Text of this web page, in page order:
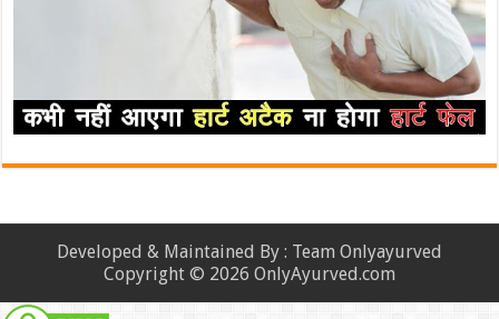
Developed & Maintained By : Team Onlyayurved
Copyright © 2026 OnlyAyurved.com